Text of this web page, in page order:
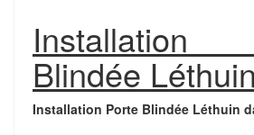
Blindée
Installation Porte Blindée Léthuin